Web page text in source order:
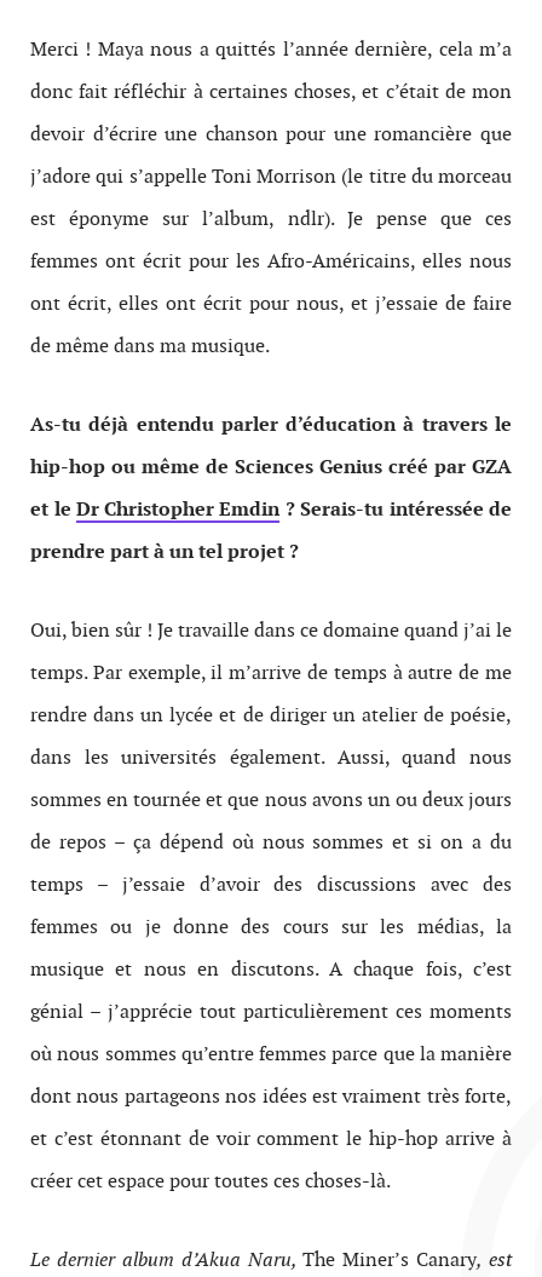
Merci ! Maya nous a quittés l’année dernière, cela m’a
donc fait réfléchir à certaines choses, et c’était de mon
devoir d’écrire une chanson pour une romancière que
j’adore qui s’appelle Toni Morrison (le titre du morceau
est éponyme sur l’album, ndlr). Je pense que ces
femmes ont écrit pour les Afro-Américains, elles nous
ont écrit, elles ont écrit pour nous, et j’essaie de faire
de même dans ma musique.
As-tu déjà entendu parler d’éducation à travers le
hip-hop ou même de Sciences Genius créé par GZA
et le Dr Christopher Emdin? Serais-tu intéressée de
prendre part à un tel projet ?
Oui, bien sûr ! Je travaille dans ce domaine quand j’ai le
temps. Par exemple, il m’arrive de temps à autre de me
rendre dans un lycée et de diriger un atelier de poésie,
dans les universités également. Aussi, quand nous
sommes en tournée et que nous avons un ou deux jours
de repos – ça dépend où nous sommes et si on a du
temps – j’essaie d’avoir des discussions avec des
femmes ou je donne des cours sur les médias, la
musique et nous en discutons. A chaque fois, c’est
génial – j’apprécie tout particulièrement ces moments
où nous sommes qu’entre femmes parce que la manière
dont nous partageons nos idées est vraiment très forte,
et c’est étonnant de voir comment le hip-hop arrive à
créer cet espace pour toutes ces choses-là.
Le dernier album d’Akua Naru,The Miner’s Canary, est